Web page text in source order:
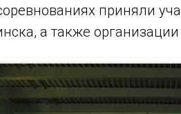
приняли
а также